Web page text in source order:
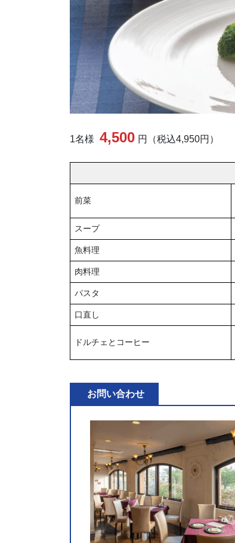
1名様 4,500 円（税込4,950円）
前菜
スープ
魚料理
肉料理
パスタ
口直し
ドルチェとコーヒー
お問い合わせ